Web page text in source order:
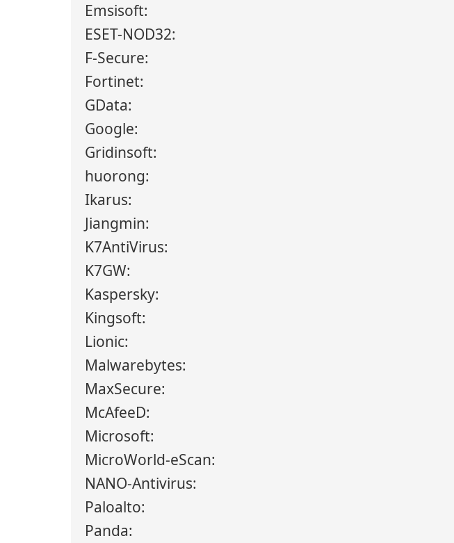
Emsisoft:
ESET-NOD32:
F-Secure:
Fortinet:
GData:
Google:
Gridinsoft:
huorong:
Ikarus:
Jiangmin:
K7AntiVirus:
K7GW:
Kaspersky:
Kingsoft:
Lionic:
Malwarebytes:
MaxSecure:
McAfeeD:
Microsoft:
MicroWorld-eScan:
NANO-Antivirus:
Paloalto:
Panda: